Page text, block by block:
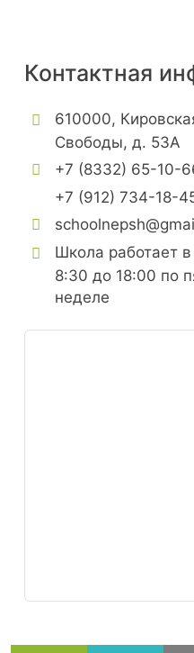
Контактная
610000,
Свободы, д. 53А
+7 (8332) 65-10-
+7 (912) 734-18-
Школа работает
8:30 до 18:00 по
неделе